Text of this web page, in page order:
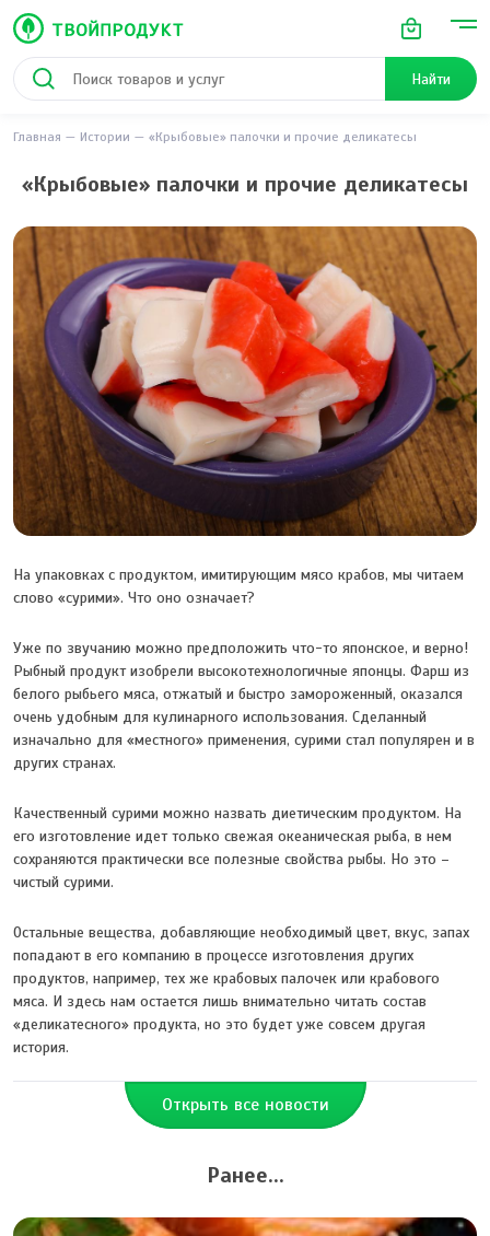
Найти
Главная Истории «Крыбовые» палочки и прочие деликатесы
«Крыбовые» палочки и прочие деликатесы
На упаковках с продуктом, имитирующим мясо крабов, мы читаем
слово «сурими». Что оно означает?
Уже по звучанию можно предположить что-то японское, и верно!
Рыбный продукт изобрели высокотехнологичные японцы. Фарш из
белого рыбьего мяса, отжатый и быстро замороженный, оказался
очень удобным для кулинарного использования. Сделанный
изначально для «местного» применения, сурими стал популярен и в
других странах.
Качественный сурими можно назвать диетическим продуктом. На
его изготовление идет только свежая океаническая рыба, в нем
сохраняются практически все полезные свойства рыбы. Но это –
чистый сурими.
Остальные вещества, добавляющие необходимый цвет, вкус, запах
попадают в его компанию в процессе изготовления других
продуктов, например, тех же крабовых палочек или крабового
мяса. И здесь нам остается лишь внимательно читать состав
«деликатесного» продукта, но это будет уже совсем другая
история.
Открыть все новости
Ранее...